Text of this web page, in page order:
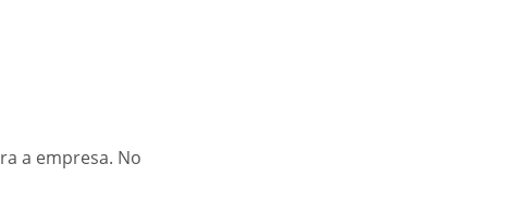
a empresa. No